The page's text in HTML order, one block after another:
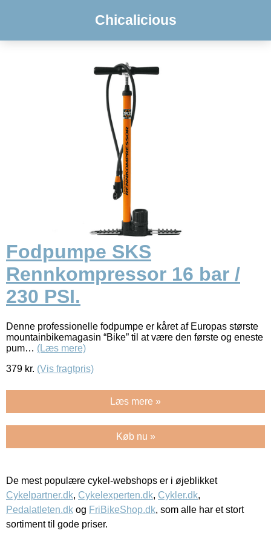
Chicalicious
Fodpumpe SKS
Rennkompressor 16 bar /
230 PSI.
Denne professionelle fodpumpe er kåret af Europas største
mountainbikemagasin “Bike” til at være den første og eneste
pum… (Læs mere)
379 kr. (Vis fragtpris)
Læs mere »
Køb nu »
De mest populære cykel-webshops er i øjeblikket
Cykelpartner.dk, Cykelexperten.dk, Cykler.dk,
Pedalatleten.dk og FriBikeShop.dk, som alle har et stort
sortiment til gode priser.